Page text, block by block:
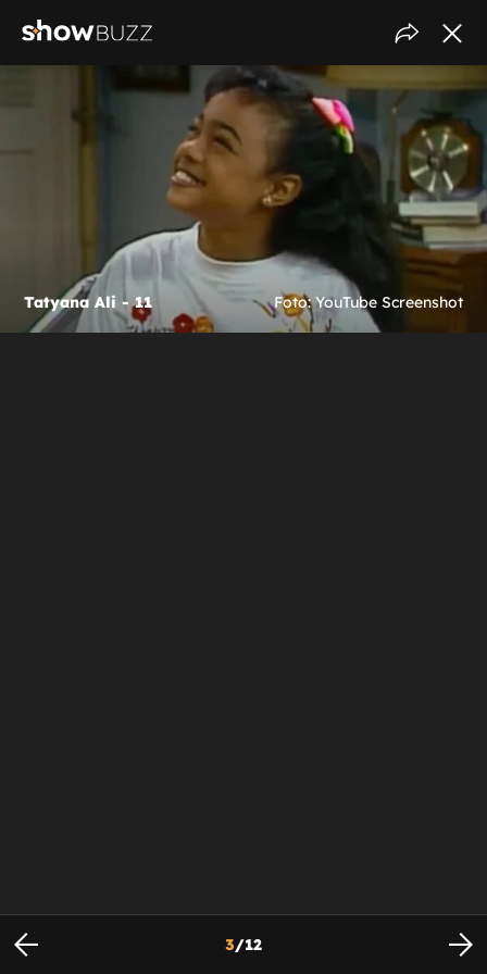
Tatyana Ali - 11 Foto: YouTube Screenshot
3/12